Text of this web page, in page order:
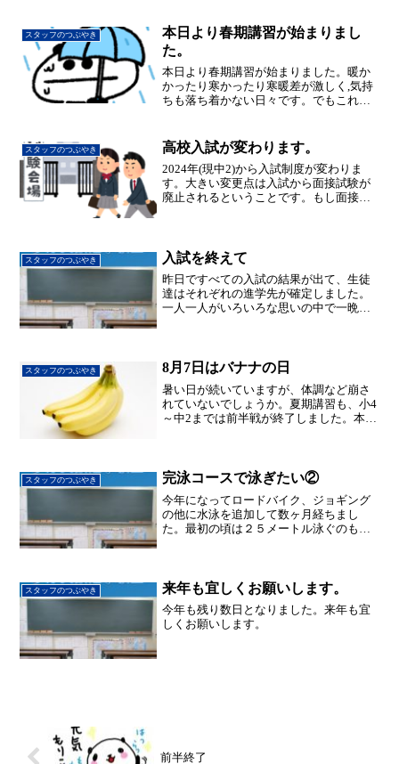
スタッフのつぶやき
本日より春期講習が始まりまし
た。
本日より春期講習が始まりました。暖か
かったり寒かったり寒暖差が激しく,気持
ちも落ち着かない日々です。でもこれで
も早く暖かくなって欲しい･･･
スタッフのつぶやき 高校入試が変わります。
2024年(現中2)から入試制度が変わりま
す。大きい変更点は入試から面接試験が
廃止されるということです。もし面接を
いう訳ではありま...
スタッフのつぶやき 入試を終えて
昨日ですべての入試の結果が出て、生徒
達はそれぞれの進学先が確定しました。
一人一人がいろいろな思いの中で一晩を
望校を変更した子。なかな...
スタッフのつぶやき 8月7日はバナナの日
暑い日が続いていますが、体調など崩さ
れていないでしょうか。夏期講習も、小4
～中2までは前半戦が終了しました。本日
月7日は、バナナ...
スタッフのつぶやき 完泳コースで泳ぎたい②
今年になってロードバイク、ジョギング
の他に水泳を追加して数ヶ月経ちまし
た。最初の頃は２５メートル泳ぐのも息
息継ぎも苦しくなく楽に泳げ...
スタッフのつぶやき 来年も宜しくお願いします。
今年も残り数日となりました。来年も宜
しくお願いします。
前半終了